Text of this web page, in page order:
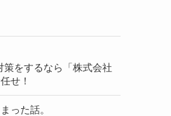
策をするなら「株式会社
せ！
った話。